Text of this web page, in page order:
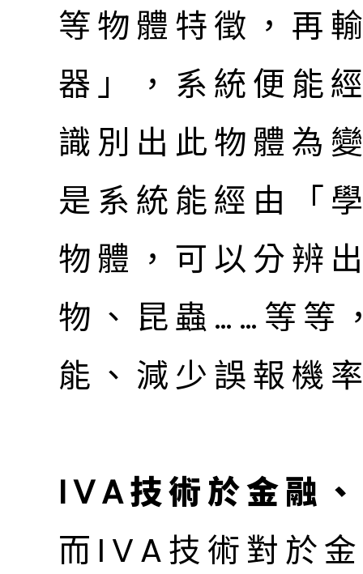
等物體特徵，再
器」，系統便能
識別出此物體為
是系統能經由「
物體，可以分辨
物、昆蟲……等等
能、減少誤報機
IVA技術於金融
而IVA技術對於